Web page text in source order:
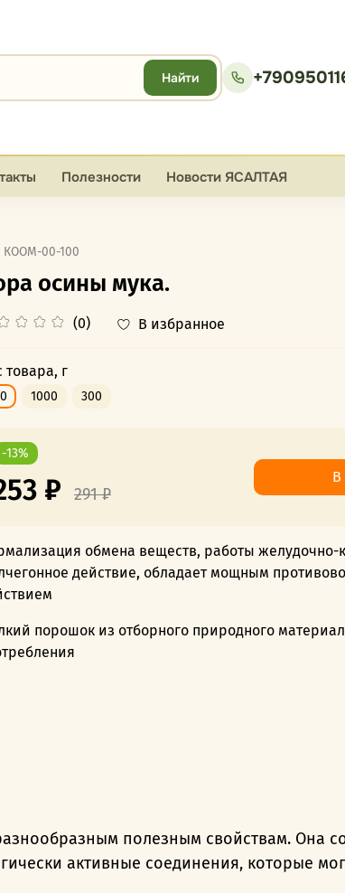
Найти
Полезности Новости ЯСАЛТАЯ
КООМ-00-100
осины мука.
(0) В избранное
товара, г
1000 300
-13%
₽ 291 ₽
В
обмена веществ, работы желудочно-
действие, обладает мощным
порошок из отборного природного
полезным свойствам. Она
активные соединения, которые